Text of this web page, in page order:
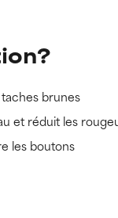
brunes
et réduit les
les boutons